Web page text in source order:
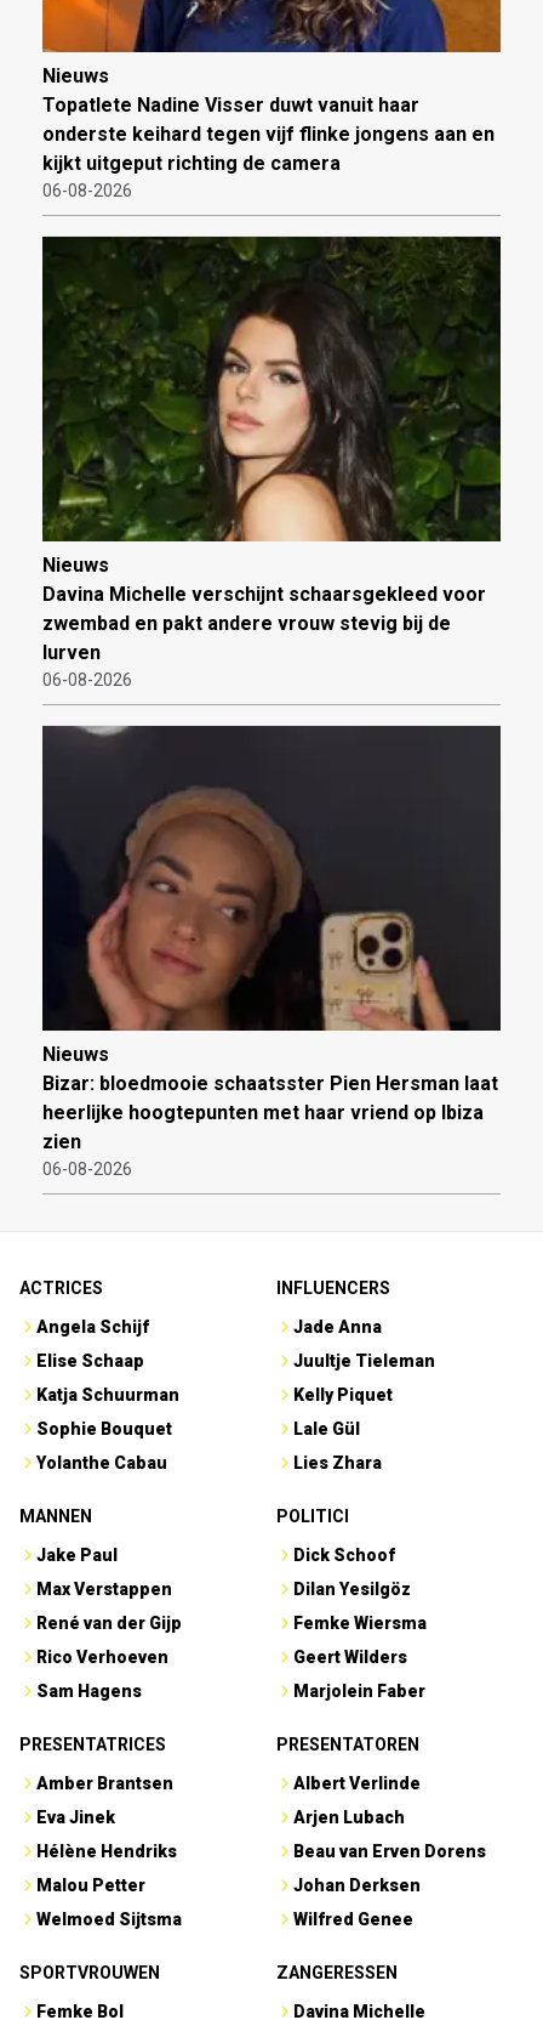
Nieuws
Topatlete Nadine Visser duwt vanuit haar
onderste keihard tegen vijf flinke jongens aan en
kijkt uitgeput richting de camera
06-08-2026
Nieuws
Davina Michelle verschijnt schaarsgekleed voor
zwembad en pakt andere vrouw stevig bij de
lurven
06-08-2026
Nieuws
Bizar: bloedmooie schaatsster Pien Hersman laat
heerlijke hoogtepunten met haar vriend op Ibiza
zien
06-08-2026
ACTRICES
Angela Schijf
Elise Schaap
Katja Schuurman
Sophie Bouquet
Yolanthe Cabau
INFLUENCERS
Jade Anna
Juultje Tieleman
Kelly Piquet
Lale Gül
Lies Zhara
MANNEN
Jake Paul
Max Verstappen
René van der Gijp
Rico Verhoeven
Sam Hagens
POLITICI
Dick Schoof
Dilan Yesilgöz
Femke Wiersma
Geert Wilders
Marjolein Faber
PRESENTATRICES
Amber Brantsen
Eva Jinek
Hélène Hendriks
Malou Petter
Welmoed Sijtsma
PRESENTATOREN
Albert Verlinde
Arjen Lubach
Beau van Erven Dorens
Johan Derksen
Wilfred Genee
SPORTVROUWEN
Femke Bol
ZANGERESSEN
Davina Michelle